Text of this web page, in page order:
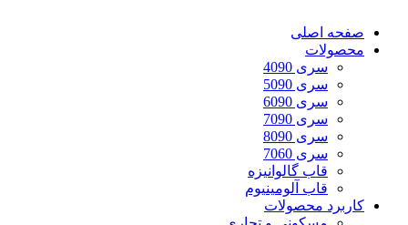
صفحه اصلی
محصولات
سری 4090
سری 5090
سری 6090
سری 7090
سری 8090
سری 7060
قاب گالوانیزه
قاب آلومینیوم
کاربرد محصولات